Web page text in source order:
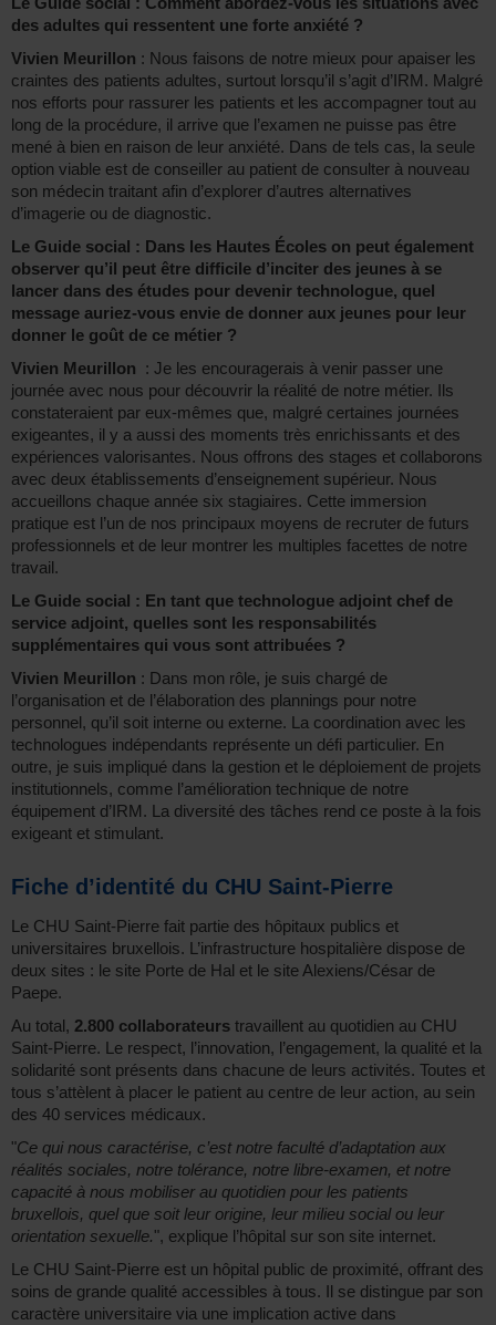
des adultes qui ressentent une forte anxiété ?
Vivien Meurillon : Nous faisons de notre mieux pour apaiser les
craintes des patients adultes, surtout lorsqu’il s’agit d’IRM. Malgré
nos efforts pour rassurer les patients et les accompagner tout au
long de la procédure, il arrive que l’examen ne puisse pas être
mené à bien en raison de leur anxiété. Dans de tels cas, la seule
option viable est de conseiller au patient de consulter à nouveau
son médecin traitant afin d’explorer d’autres alternatives
d’imagerie ou de diagnostic.
Le Guide social : Dans les Hautes Écoles on peut également
observer qu’il peut être difficile d’inciter des jeunes à se
lancer dans des études pour devenir technologue, quel
message auriez-vous envie de donner aux jeunes pour leur
donner le goût de ce métier ?
Vivien Meurillon : Je les encouragerais à venir passer une
journée avec nous pour découvrir la réalité de notre métier. Ils
constateraient par eux-mêmes que, malgré certaines journées
exigeantes, il y a aussi des moments très enrichissants et des
expériences valorisantes. Nous offrons des stages et collaborons
avec deux établissements d’enseignement supérieur. Nous
accueillons chaque année six stagiaires. Cette immersion
pratique est l’un de nos principaux moyens de recruter de futurs
professionnels et de leur montrer les multiples facettes de notre
travail.
Le Guide social : En tant que technologue adjoint chef de
service adjoint, quelles sont les responsabilités
supplémentaires qui vous sont attribuées ?
Vivien Meurillon : Dans mon rôle, je suis chargé de
l’organisation et de l’élaboration des plannings pour notre
personnel, qu’il soit interne ou externe. La coordination avec les
technologues indépendants représente un défi particulier. En
outre, je suis impliqué dans la gestion et le déploiement de projets
institutionnels, comme l’amélioration technique de notre
équipement d’IRM. La diversité des tâches rend ce poste à la fois
exigeant et stimulant.
Fiche d’identité du CHU Saint-Pierre
Le CHU Saint-Pierre fait partie des hôpitaux publics et
universitaires bruxellois. L’infrastructure hospitalière dispose de
deux sites : le site Porte de Hal et le site Alexiens/César de
Paepe.
Au total, 2.800 collaborateurs travaillent au quotidien au CHU
Saint-Pierre. Le respect, l’innovation, l’engagement, la qualité et la
solidarité sont présents dans chacune de leurs activités. Toutes et
tous s’attèlent à placer le patient au centre de leur action, au sein
des 40 services médicaux.
"Ce qui nous caractérise, c’est notre faculté d’adaptation aux
réalités sociales, notre tolérance, notre libre-examen, et notre
capacité à nous mobiliser au quotidien pour les patients
bruxellois, quel que soit leur origine, leur milieu social ou leur
orientation sexuelle.", explique l’hôpital sur son site internet.
Le CHU Saint-Pierre est un hôpital public de proximité, offrant des
soins de grande qualité accessibles à tous. Il se distingue par son
caractère universitaire via une implication active dans